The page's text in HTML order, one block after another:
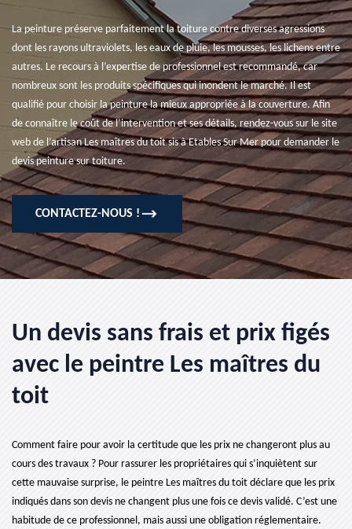
La peinture préserve parfaitement la toiture contre diverses agressions
dont les rayons ultraviolets, les eaux de pluie, les mousses, les lichens entre
autres. Le recours à l’expertise de professionnel est recommandé, car
nombreux sont les produits spécifiques qui inondent le marché. Il est
qualifié pour choisir la peinture la mieux appropriée à la couverture. Afin
de connaître le coût de l’intervention et ses détails, rendez-vous sur le site
web de l’artisan Les maîtres du toit sis à Etables Sur Mer pour demander le
devis peinture sur toiture.
CONTACTEZ-NOUS !
Un devis sans frais et prix figés
avec le peintre Les maîtres du
toit
Comment faire pour avoir la certitude que les prix ne changeront plus au
cours des travaux ? Pour rassurer les propriétaires qui s’inquiètent sur
cette mauvaise surprise, le peintre Les maîtres du toit déclare que les prix
indiqués dans son devis ne changent plus une fois ce devis validé. C’est une
habitude de ce professionnel, mais aussi une obligation réglementaire.